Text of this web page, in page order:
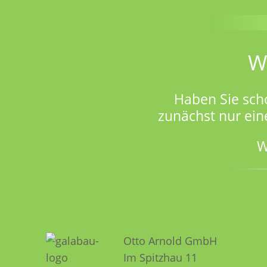
Haben Sie
zunächst nur
Otto Arnold GmbH
Im Spitzhau 11